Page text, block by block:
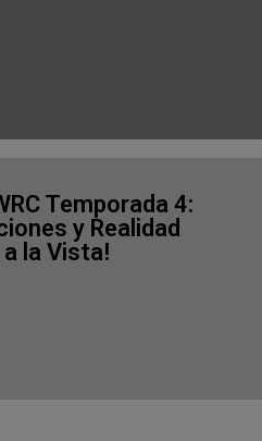
Temporada 4:
y Realidad
la Vista!